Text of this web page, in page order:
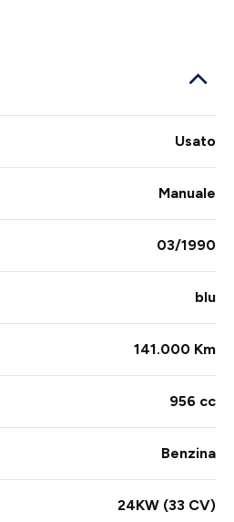
Usato
Manuale
03/1990
blu
141.000 Km
956 cc
Benzina
24KW (33 CV)